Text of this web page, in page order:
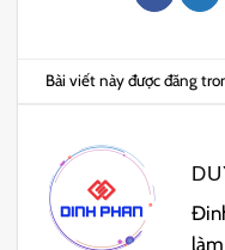
Bài viết này được đăng